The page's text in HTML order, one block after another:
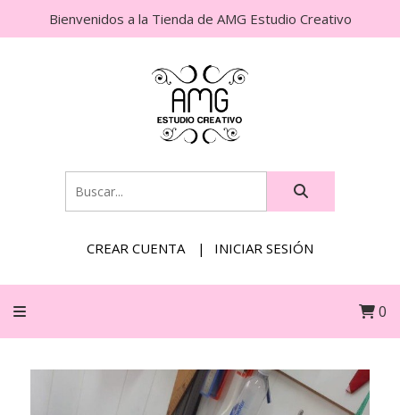
Bienvenidos a la Tienda de AMG Estudio Creativo
CREAR CUENTA INICIAR SESIÓN
0